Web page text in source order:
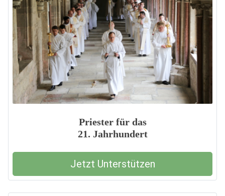
Priester für das
21. Jahrhundert
Jetzt Unterstützen